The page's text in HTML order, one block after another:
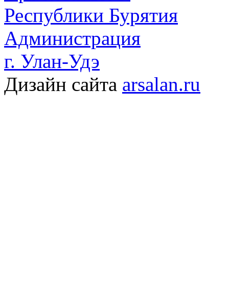
Республики Бурятия
Администрация
г. Улан-Удэ
Дизайн сайта arsalan.ru